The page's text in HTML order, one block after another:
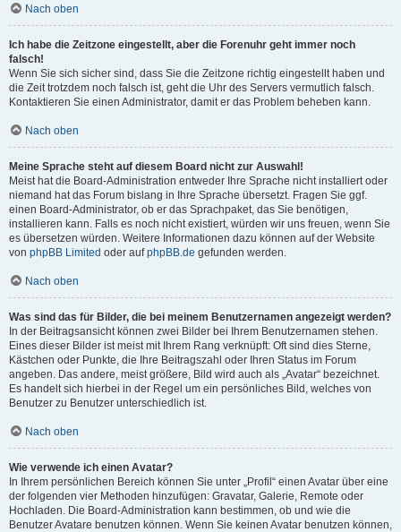
Nach oben
Ich habe die Zeitzone eingestellt, aber die Forenuhr geht immer noch
falsch!
Wenn Sie sich sicher sind, dass Sie die Zeitzone richtig eingestellt haben und
die Zeit trotzdem noch falsch ist, geht die Uhr des Servers vermutlich falsch.
Kontaktieren Sie einen Administrator, damit er das Problem beheben kann.
Nach oben
Meine Sprache steht auf diesem Board nicht zur Auswahl!
Meist hat die Board-Administration entweder Ihre Sprache nicht installiert oder
niemand hat das Forum bislang in Ihre Sprache übersetzt. Fragen Sie ggf.
einen Board-Administrator, ob er das Sprachpaket, das Sie benötigen,
installieren kann. Falls es noch nicht existiert, würden wir uns freuen, wenn Sie
es übersetzen würden. Weitere Informationen dazu können auf der Website
von phpBB Limited oder aufphpBB.de gefunden werden.
Nach oben
Was sind das für Bilder, die bei meinem Benutzernamen angezeigt werden?
In der Beitragsansicht können zwei Bilder bei Ihrem Benutzernamen stehen.
Eines dieser Bilder ist meist mit Ihrem Rang verknüpft: Oft sind dies Sterne,
Kästchen oder Punkte, die Ihre Beitragszahl oder Ihren Status im Forum
angeben. Das andere, meist größere, Bild wird auch als „Avatar“ bezeichnet.
Es handelt sich hierbei in der Regel um ein persönliches Bild, welches von
Benutzer zu Benutzer unterschiedlich ist.
Nach oben
Wie verwende ich einen Avatar?
In Ihrem persönlichen Bereich können Sie unter „Profil“ einen Avatar über eine
der folgenden vier Methoden hinzufügen: Gravatar, Galerie, Remote oder
Hochladen. Die Board-Administration kann bestimmen, ob und wie die
Benutzer Avatare benutzen können. Wenn Sie keinen Avatar benutzen können,